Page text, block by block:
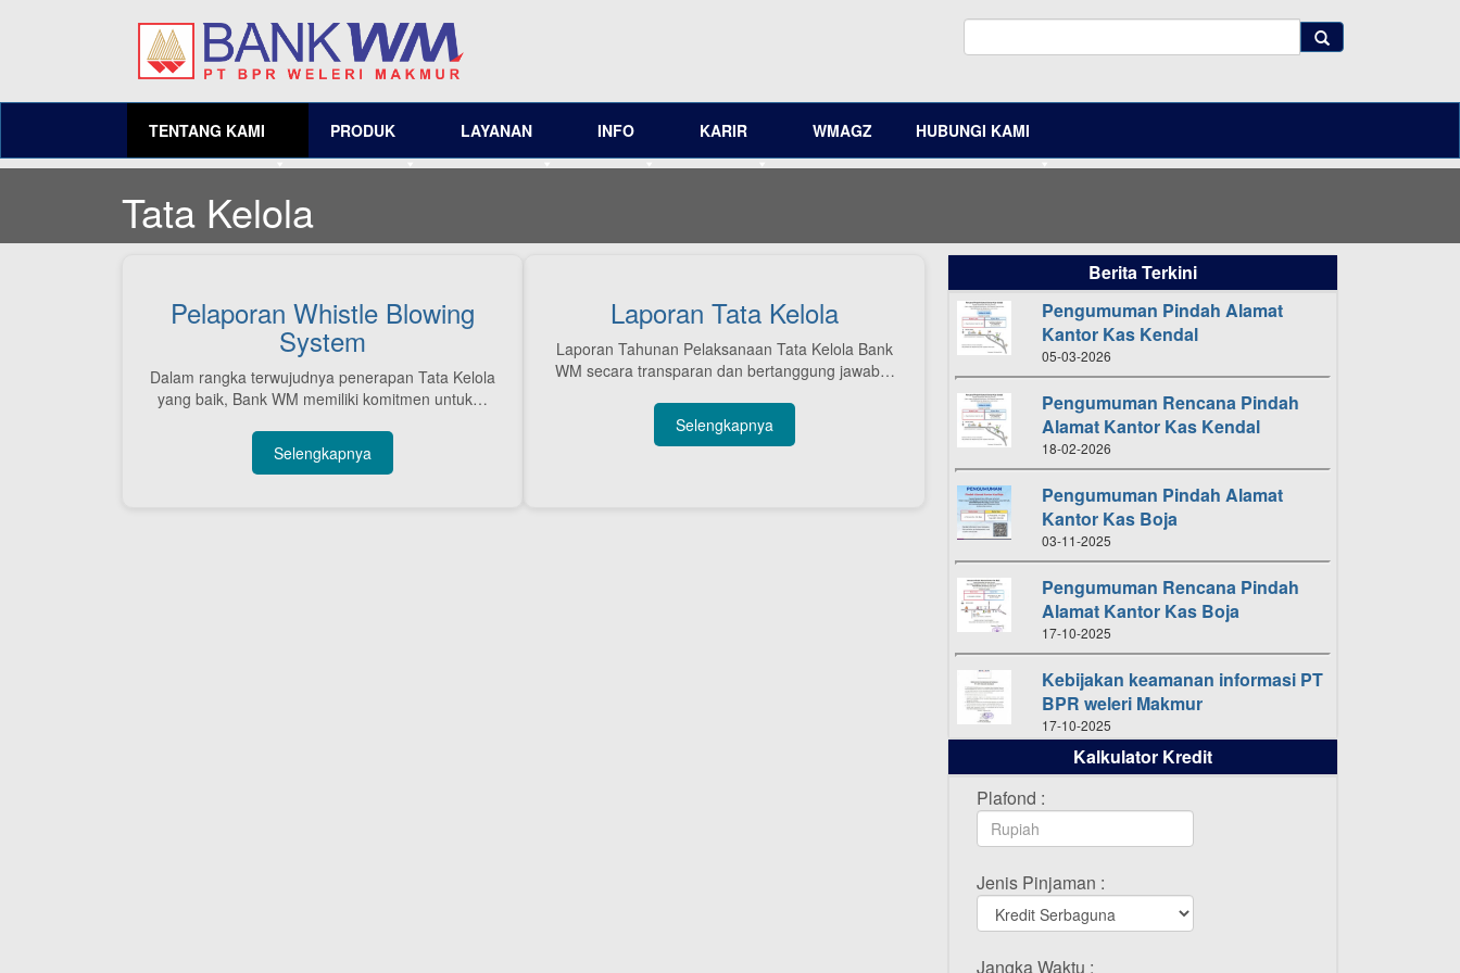
TENTANG KAMI PRODUK LAYANAN INFO KARIR WMAGZ HUBUNGI KAMI
Tata Kelola
Pelaporan Whistle Blowing
System
Dalam rangka terwujudnya penerapan Tata Kelola
yang baik, Bank WM memiliki komitmen untuk…
Selengkapnya
Laporan Tata Kelola
Laporan Tahunan Pelaksanaan Tata Kelola Bank
WM secara transparan dan bertanggung jawab…
Selengkapnya
Berita Terkini
Pengumuman Pindah Alamat
Kantor Kas Kendal
05-03-2026
Pengumuman Rencana Pindah
Alamat Kantor Kas Kendal
18-02-2026
Pengumuman Pindah Alamat
Kantor Kas Boja
03-11-2025
Pengumuman Rencana Pindah
Alamat Kantor Kas Boja
17-10-2025
Kebijakan keamanan informasi PT
BPR weleri Makmur
17-10-2025
Daftar Pemenang Undian
TAMASHA Bulan Oktober 2025
16-10-2025
TAMASHA Bulan September 2025
20-09-2025
Daftar Pemenang Undian
Kalkulator Kredit
Plafond :
Jenis Pinjaman :
Jangka Waktu :